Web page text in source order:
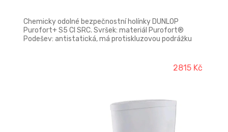
Chemicky odolné bezpečnostní holínky DUNLOP
Purofort+ S5 CI SRC. Svršek: materiál Purofort®
Podešev: antistatická, má protiskluzovou podrážku
2815 Kč